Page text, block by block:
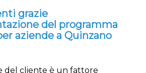
grazie
del programma
aziende a Quinzano
del cliente è un fattore